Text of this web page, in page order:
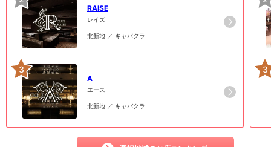
RAISE
レイズ
北新地 ／ キャバクラ
3
A
エース
北新地 ／ キャバクラ
3